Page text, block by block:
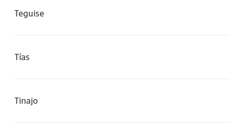
Teguise
Tías
Tinajo